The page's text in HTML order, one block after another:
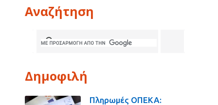
Αναζήτηση
Δημοφιλή
Πληρωμές ΟΠΕΚΑ: